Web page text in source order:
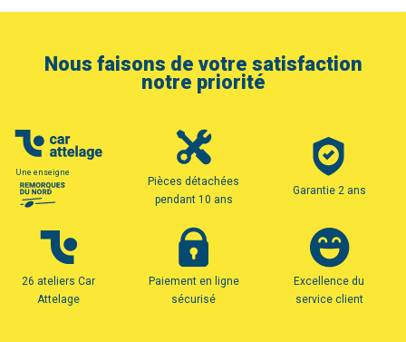
Nous faisons de votre satisfaction
notre priorité
Une enseigne
Pièces détachées
pendant 10 ans
Garantie 2 ans
26 ateliers Car
Attelage
Paiement en ligne
sécurisé
Excellence du
service client